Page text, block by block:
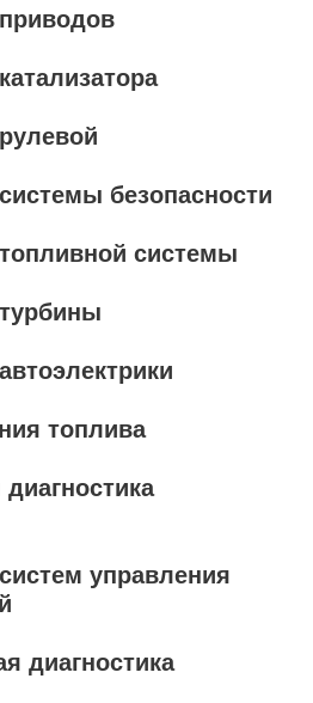
безопасности
системы
топлива
управления
диагностика